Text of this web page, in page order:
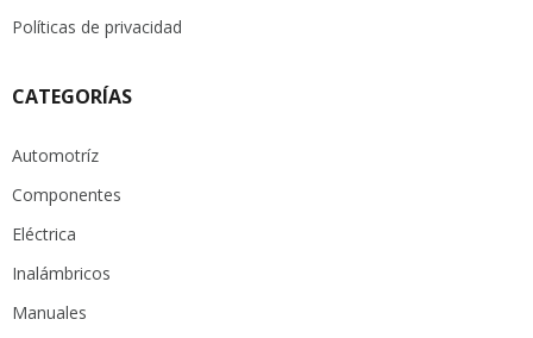
Políticas de privacidad
CATEGORÍAS
Automotríz
Componentes
Eléctrica
Inalámbricos
Manuales